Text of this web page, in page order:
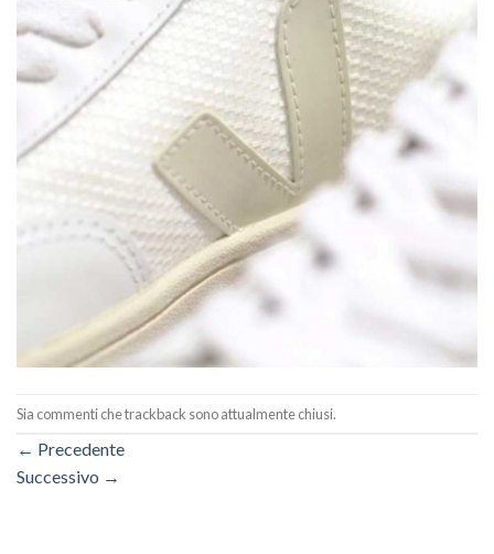
Sia commenti che trackback sono attualmente chiusi.
← Precedente
Successivo →